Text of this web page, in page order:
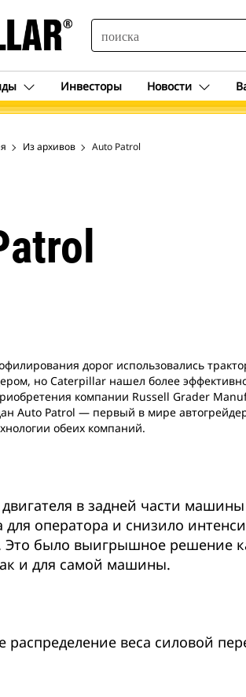
SEARCH
Инвесторы Новости
Из архивов Auto Patrol
дорог использовались
но Caterpillar нашел более
компании Russell Grader
Auto Patrol — первый в мире
обеих компаний.
в задней части
для оператора и снизило
Это было выигрышное решение
и для самой машины.
распределение веса силовой